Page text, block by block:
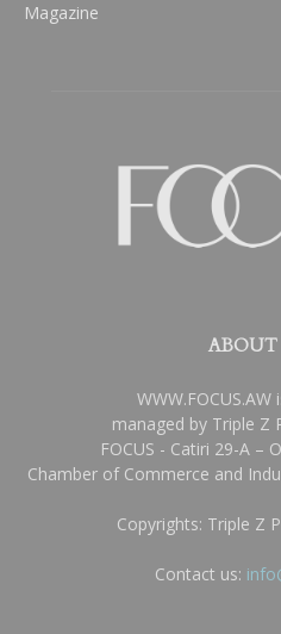
Magazine
ABOUT
managed by Triple Z
FOCUS - Catiri 29-A –
Chamber of Commerce and
Copyrights: Triple Z
Contact us: